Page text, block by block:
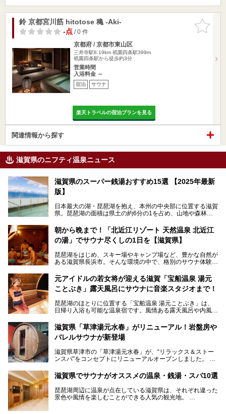
お気に入
りに追加
鈴 京都宮川筋 hitotose 穐 -Aki-
-点/ 0 件
京都府 / 京都市東山区
三井寺駅8.19km 祇園四条駅399m
祇園四条駅から徒歩約3分
営業時間
入浴料金 ～
宿泊 サウナ
楽天トラベルの宿泊プランを見る
関連情報から探す
滋賀県のニフティ温泉ニュース
滋賀県のスーパー銭湯おすすめ15選 【2025年最新
版】
日本最大の湖・琵琶湖を抱え、本州の中央部に位置する滋賀
県。琵琶湖の面積は県土の約6分の1を占め、山地や森林部
して栄え、県内には世界遺産の比叡山延暦寺、天守が国宝に
指定されている彦根城、国の特別史跡の安土城跡など、多数
の史跡があります。
琵琶湖の雄大な景色を眺めながら入れる施設もありますよ。
朝から晩まで！「北近江リゾート 天然温泉 北近江
の湯」でサウナ尽くしの1日を【滋賀県】
琵琶湖をはじめ、スキー場やキャンプ場など、豊かな自然が
ある滋賀県長浜市。そんな環境の中で、格別のサウナ体験を
今回は、「北近江リゾート 天然温泉 北近江の湯」で朝から
晩まで楽しめる過ごし方をご紹介！ サウナ設備やサウナド
違いなしですよ。
───
この記事は北近江リゾート 天然温泉 北近江の湯のPR記事で
す。
元アイドルの若女将が迎える滋賀「宝船温泉 湯元
ことぶき」露天風呂にサウナに音楽スタジオまで！
琵琶湖のほとりに位置する「宝船温泉 湯元ことぶき」は、
日帰り入浴も可能な温泉宿です。風情ある露天風呂や内風
ープン。湖からそよぐ爽やかな風を感じながらサウナと温泉
が楽しめます。
を打てるのも醍醐味の一つ。そして、若女将はなんと「元ア
イドル」の現役アーティスト。音楽スタジオまで備えたユニ
滋賀県「草津湯元水春」がリニューアル！岩盤房や
バレルサウナが新登場
滋賀県草津市の「草津湯元水春」が、“リラックス＆ストー
ンスパ”をコンセプトにリニューアルオープンしました。
たほか、岩盤房やバレルサウナも新設されました。さらに地
産地消をテーマにしたレストランメニューもパワーアップ。
今回新しくなった「草津湯元水春」の魅力を余すところなく
紹介します。
滋賀県でサウナがオススメの温泉・銭湯・スパ10選
琵琶湖周辺に温泉が点在している滋賀県は、それぞれ違った
景色や風情を楽しむことができる人気の観光地。